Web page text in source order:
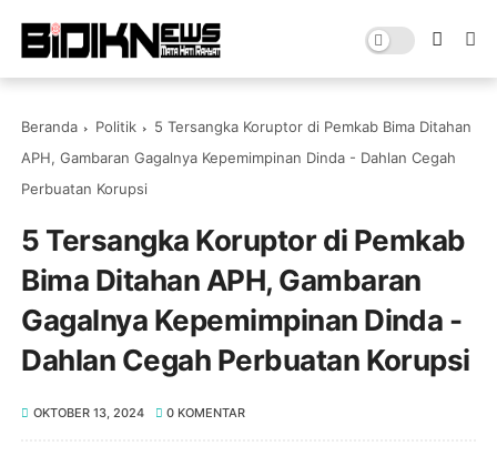
Beranda Politik
5 Tersangka Koruptor di Pemkab Bima Ditahan
APH, Gambaran Gagalnya Kepemimpinan Dinda - Dahlan Cegah
Perbuatan Korupsi
5 Tersangka Koruptor di Pemkab
Bima Ditahan APH, Gambaran
Gagalnya Kepemimpinan Dinda -
Dahlan Cegah Perbuatan Korupsi
OKTOBER 13, 2024 0 KOMENTAR